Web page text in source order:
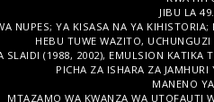
JIBU LA
NUPES; YA KISASA NA YA
HEBU TUWE WAZITO,
SLAIDI (1988, 2002), EMULSION KATIKA
PICHA ZA ISHARA ZA
MANENO
MTAZAMO WA KWANZA WA UTOFAUTI